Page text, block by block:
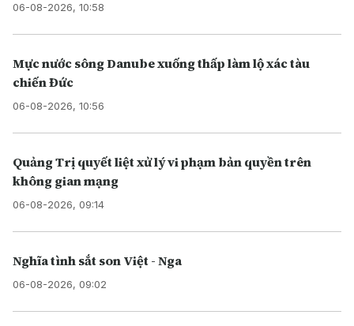
06-08-2026, 10:58
Mực nước sông Danube xuống thấp làm lộ xác tàu
chiến Đức
06-08-2026, 10:56
Quảng Trị quyết liệt xử lý vi phạm bản quyền trên
không gian mạng
06-08-2026, 09:14
Nghĩa tình sắt son Việt - Nga
06-08-2026, 09:02